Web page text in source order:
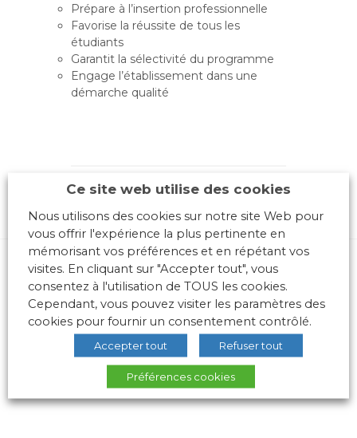
Prépare à l’insertion professionnelle
Favorise la réussite de tous les
étudiants
Garantit la sélectivité du programme
Engage l’établissement dans une
démarche qualité
10 place des Archives – Bât G –
69288 LYON Cedex 02
Association loi 1901
Ce site web utilise des cookies
Nous utilisons des cookies sur notre site Web pour
vous offrir l'expérience la plus pertinente en
mémorisant vos préférences et en répétant vos
visites. En cliquant sur "Accepter tout", vous
consentez à l'utilisation de TOUS les cookies.
Cependant, vous pouvez visiter les paramètres des
cookies pour fournir un consentement contrôlé.
Accepter tout Refuser tout
Préférences cookies